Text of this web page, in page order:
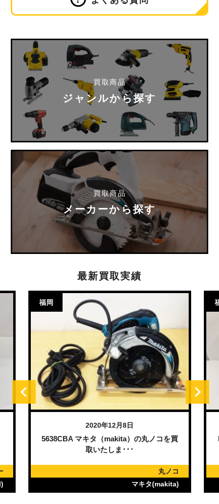
買取商品
ジャンルから探す
買取商品
メーカーから探す
最新買取実績
福岡
2020年12月8日
5638CBA マキタ（makita）の丸ノコを買
取いたしま･･･
丸ノコ
マキタ(makita)